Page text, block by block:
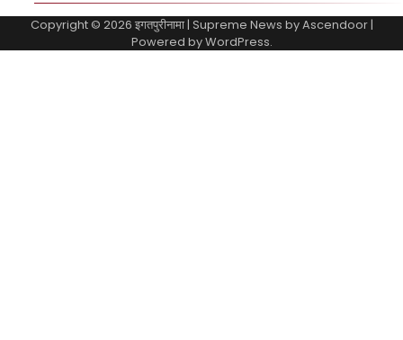
Copyright © 2026 इगतपुरीनामा| Supreme News byAscendoor|
Powered byWordPress.